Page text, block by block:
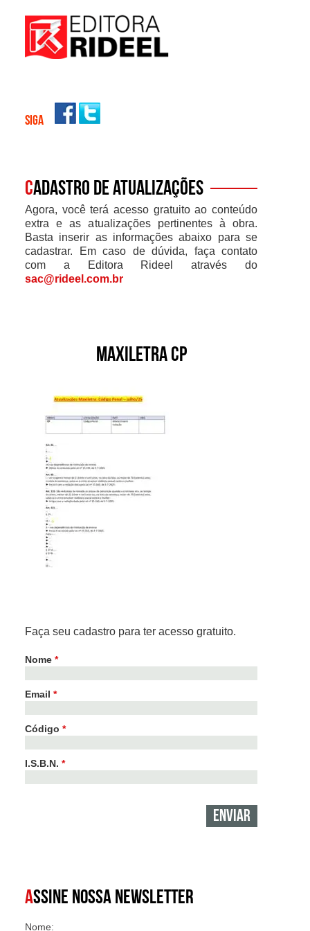
SIGA
Cadastro de atualizações
Agora, você terá acesso gratuito ao conteúdo
extra e as atualizações pertinentes à obra.
Basta inserir as informações abaixo para se
cadastrar. Em caso de dúvida, faça contato
com a Editora Rideel através do
sac@rideel.com.br
Maxiletra CP
Faça seu cadastro para ter acesso gratuito.
Nome *
Email *
Código *
I.S.B.N. *
ASSINE NOSSA NEWSLETTER
Nome: